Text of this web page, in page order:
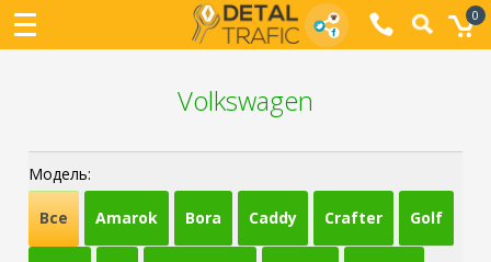
0
Volkswagen
Модель:
Все Amarok Bora Caddy Crafter Golf